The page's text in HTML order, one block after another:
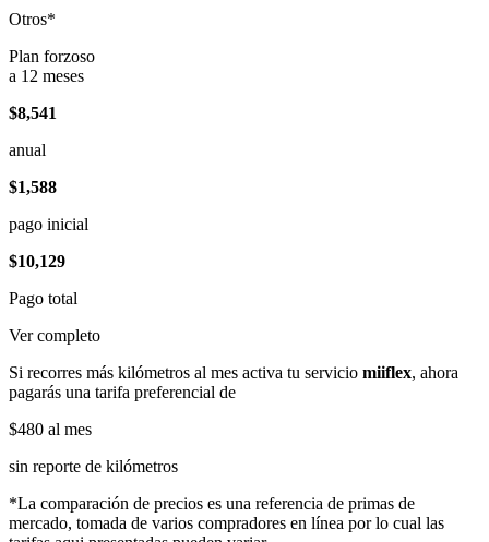
Otros*
Plan forzoso
a 12 meses
$8,541
anual
$1,588
pago inicial
$10,129
Pago total
Ver completo
Si recorres más kilómetros al mes activa tu servicio miiflex, ahora
pagarás una tarifa preferencial de
$480 al mes
sin reporte de kilómetros
*La comparación de precios es una referencia de primas de
mercado, tomada de varios compradores en línea por lo cual las